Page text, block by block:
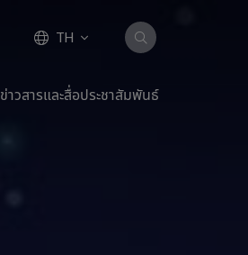
TH
ข่าวสารและสื่อประชาสัมพันธ์